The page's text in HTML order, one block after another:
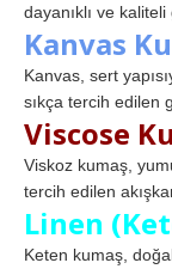
dayanıklı ve kaliteli
Kanvas
Kanvas, sert
sıkça tercih edilen
Viscose
Viskoz kumaş,
tercih edilen
Linen
Keten kumaş,